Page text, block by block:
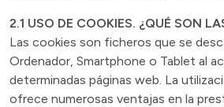
2.1 USO DE COOKIES. ¿QUÉ SON
Las cookies son ficheros que se
Ordenador, Smartphone o Tablet al
determinadas páginas web. La
ofrece numerosas ventajas en la